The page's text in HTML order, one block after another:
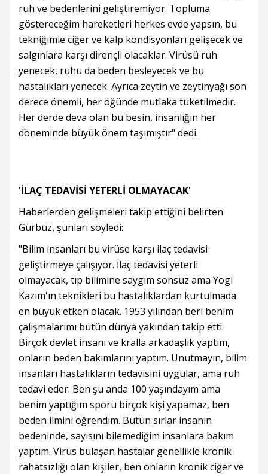
ruh ve bedenlerini geliştiremiyor. Topluma
göstereceğim hareketleri herkes evde yapsın, bu
tekniğimle ciğer ve kalp kondisyonları gelişecek ve
salgınlara karşı dirençli olacaklar. Virüsü ruh
yenecek, ruhu da beden besleyecek ve bu
hastalıkları yenecek. Ayrıca zeytin ve zeytinyağı son
derece önemli, her öğünde mutlaka tüketilmedir.
Her derde deva olan bu besin, insanlığın her
döneminde büyük önem taşımıştır" dedi.
'İLAÇ TEDAVİSİ YETERLİ OLMAYACAK'
Haberlerden gelişmeleri takip ettiğini belirten
Gürbüz, şunları söyledi:
"Bilim insanları bu virüse karşı ilaç tedavisi
geliştirmeye çalışıyor. İlaç tedavisi yeterli
olmayacak, tıp bilimine saygım sonsuz ama Yogi
Kazım'ın teknikleri bu hastalıklardan kurtulmada
en büyük etken olacak. 1953 yılından beri benim
çalışmalarımı bütün dünya yakından takip etti.
Birçok devlet insanı ve kralla arkadaşlık yaptım,
onların beden bakımlarını yaptım. Unutmayın, bilim
insanları hastalıkların tedavisini uygular, ama ruh
tedavi eder. Ben şu anda 100 yaşındayım ama
benim yaptığım sporu birçok kişi yapamaz, ben
beden ilmini öğrendim. Bütün sırlar insanın
bedeninde, sayısını bilemediğim insanlara bakım
yaptım. Virüs bulaşan hastalar genellikle kronik
rahatsızlığı olan kişiler, ben onların kronik ciğer ve